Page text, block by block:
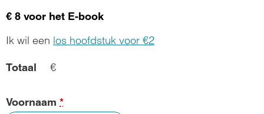
€ 8 voor het E-book
Ik wil een los hoofdstuk voor €2
Totaal €
Voornaam *